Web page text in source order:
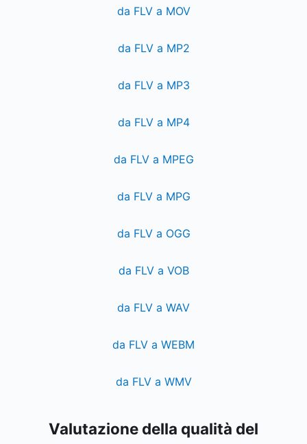
da FLV a MOV
da FLV a MP2
da FLV a MP3
da FLV a MP4
da FLV a MPEG
da FLV a MPG
da FLV a OGG
da FLV a VOB
da FLV a WAV
da FLV a WEBM
da FLV a WMV
Valutazione della qualità del